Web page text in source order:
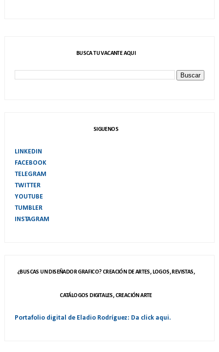
BUSCA TU VACANTE AQUI
SIGUENOS
LINKEDIN
FACEBOOK
TELEGRAM
TWITTER
YOUTUBE
TUMBLER
INSTAGRAM
¿BUSCAS UN DISEÑADOR GRAFICO? CREACIÓN DE ARTES, LOGOS, REVISTAS,
CATÁLOGOS DIGITALES, CREACIÓN ARTE
Portafolio digital de Eladio Rodríguez: Da click aqui.